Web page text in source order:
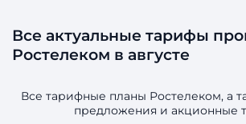
Все актуальные тарифы
Ростелеком в августе
Все тарифные планы Ростелеком, а
предложения и акционные